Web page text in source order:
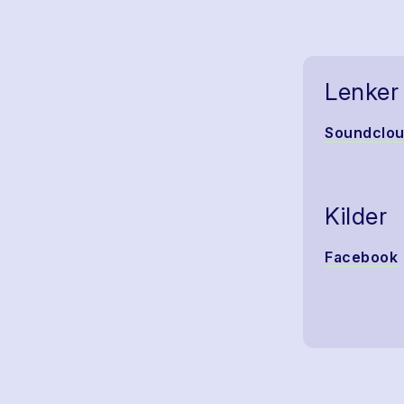
Lenker
Kilder
Facebook